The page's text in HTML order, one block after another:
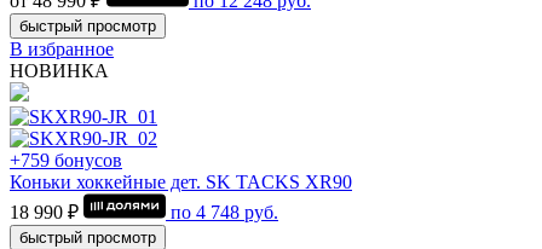
быстрый просмотр
В избранное
НОВИНКА
+759 бонусов
Коньки хоккейные дет. SK TACKS XR90
18 990 ₽
по 4 748 руб.
быстрый просмотр